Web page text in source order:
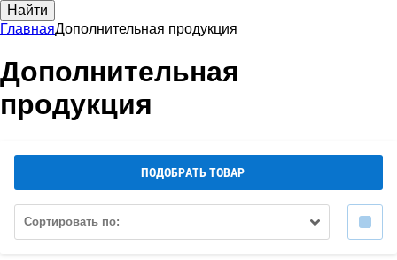
Найти
ГлавнаяДополнительная продукция
Дополнительная
продукция
ПОДОБРАТЬ ТОВАР
Сортировать по: